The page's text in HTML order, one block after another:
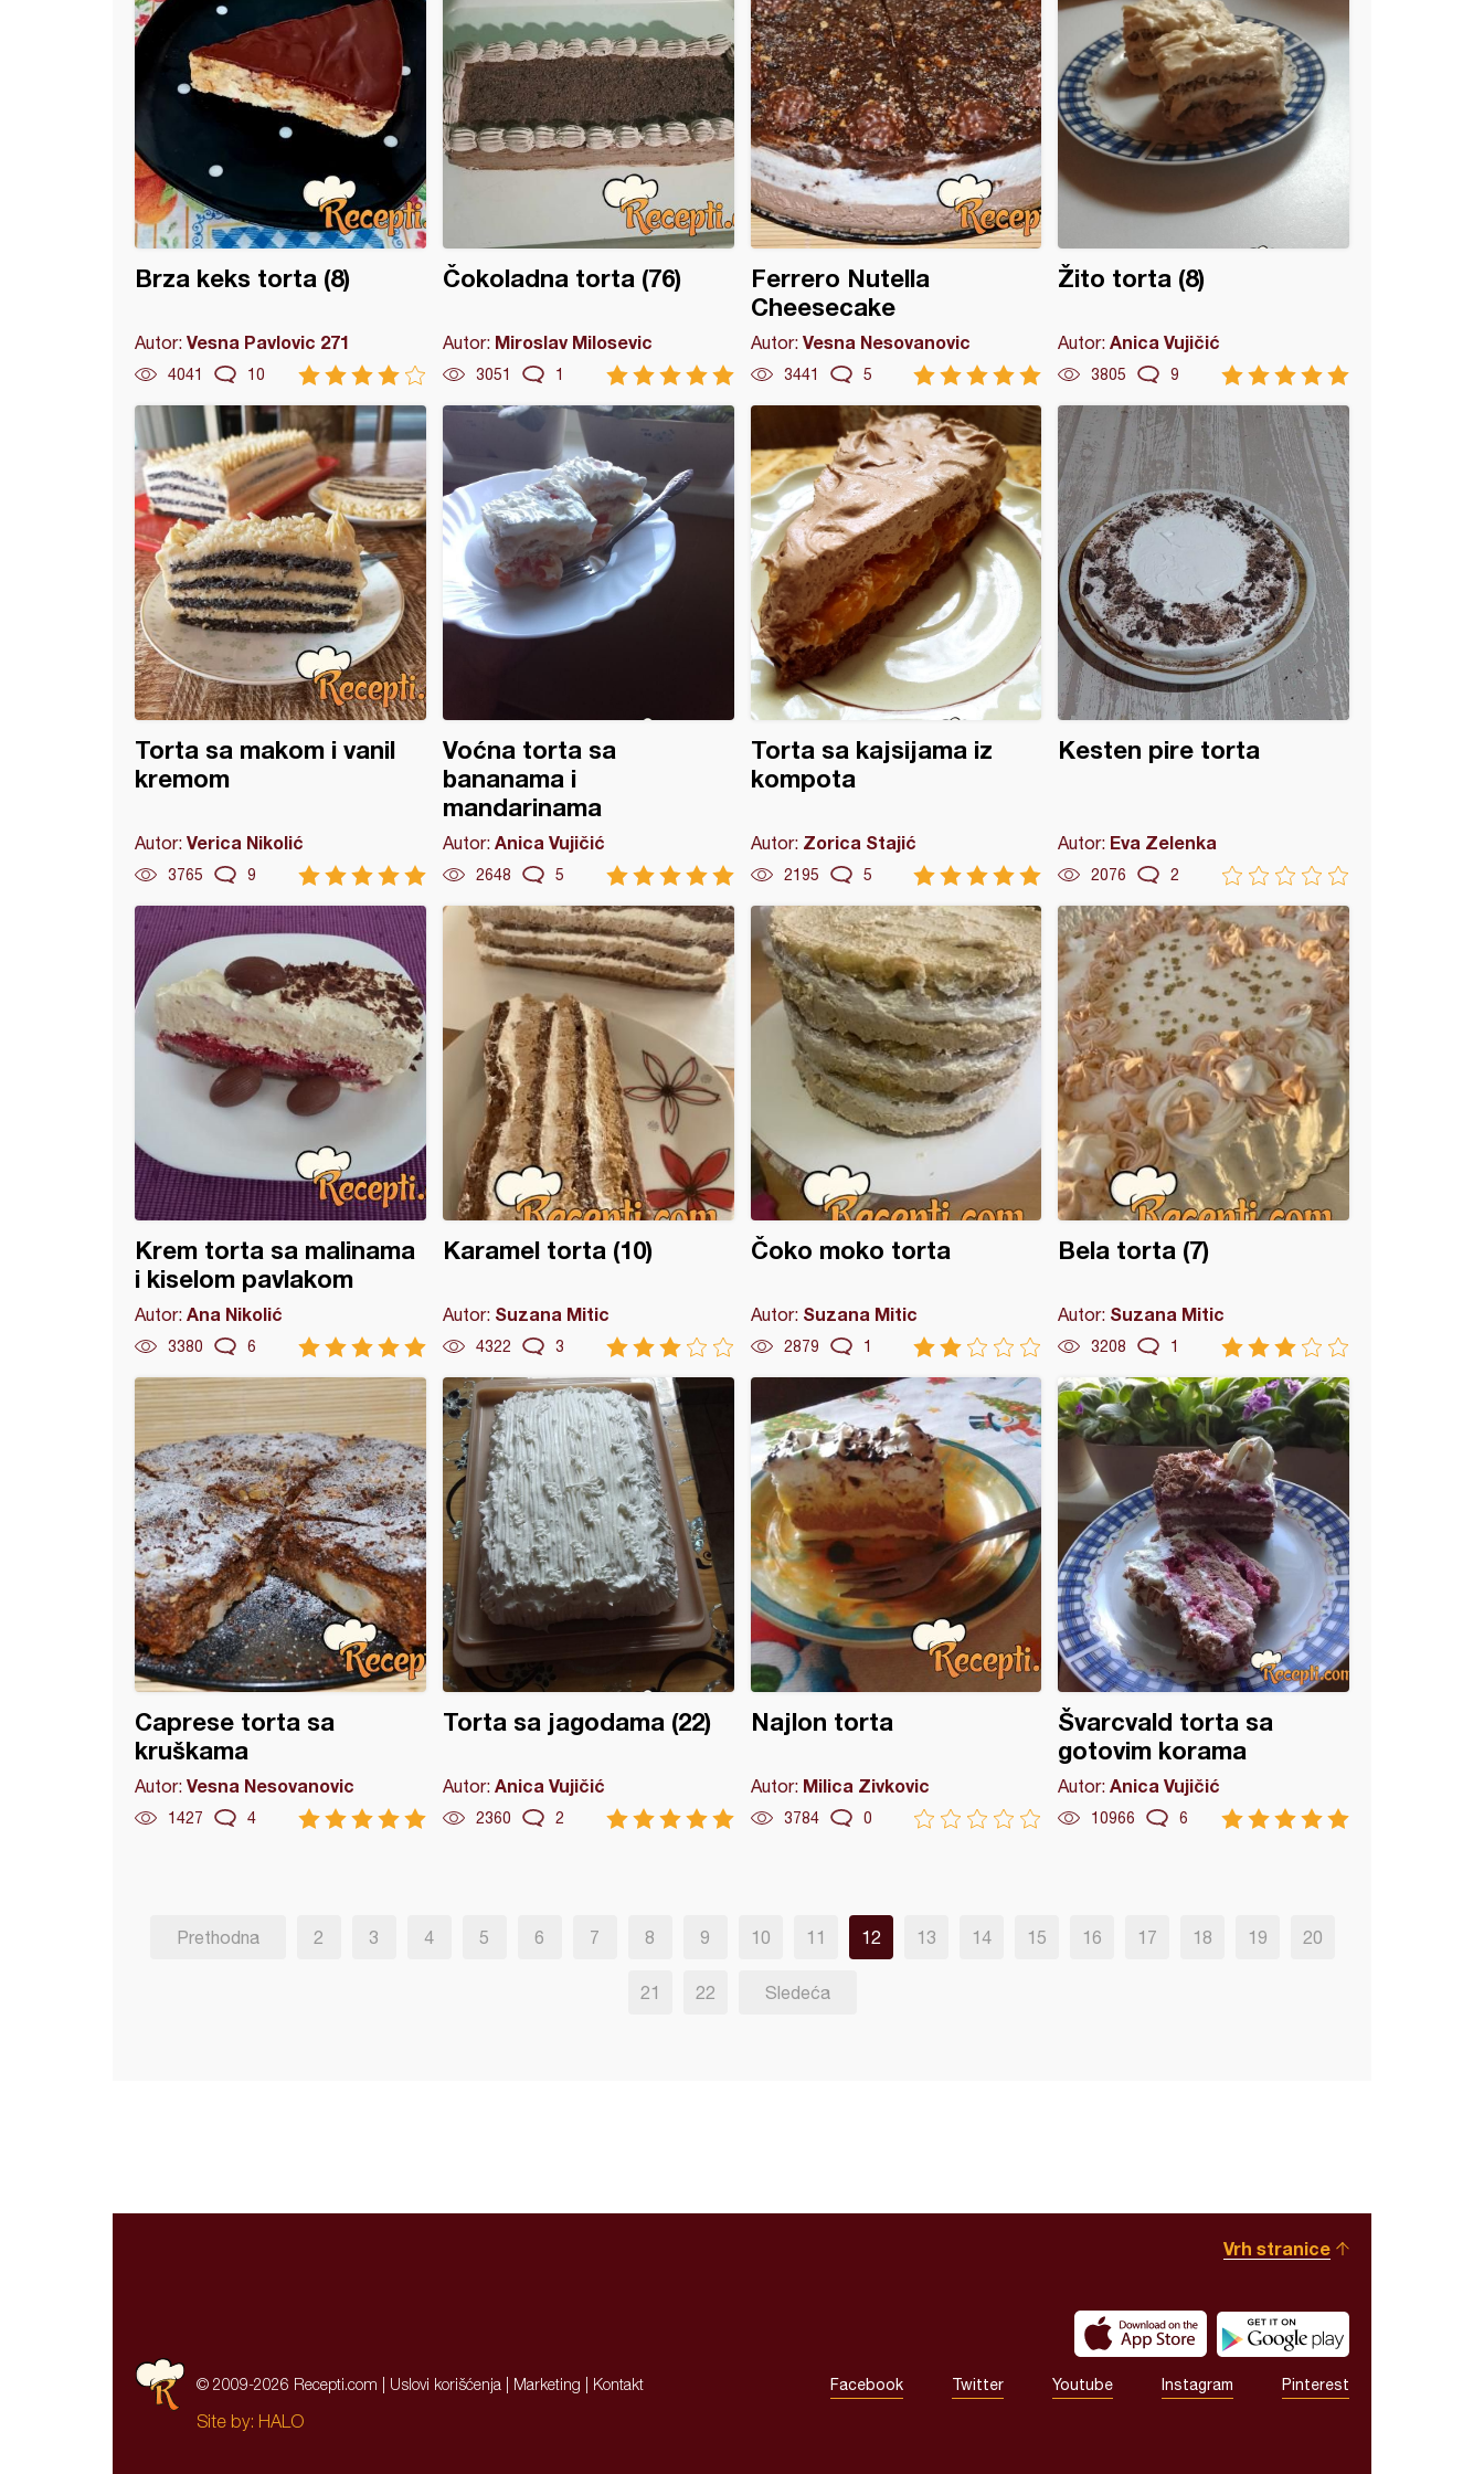
Brza keks torta (8)
Autor: Vesna Pavlovic 271
4041 10
Čokoladna torta (76)
Autor: Miroslav Milosevic
3051 1
Ferrero Nutella
Cheesecake
Autor: Vesna Nesovanovic
3441 5
Žito torta (8)
Autor:Anica Vujičić
3805 9
Torta sa makom i vanil
kremom
Autor: Verica Nikolić
3765 9
Voćna torta sa
bananama i
mandarinama
Autor: Anica Vujičić
2648 5
Torta sa kajsijama iz
kompota
Autor: Zorica Stajić
2195 5
Kesten pire torta
Autor: Eva Zelenka
2076 2
Krem torta sa malinama
i kiselom pavlakom
Autor: Ana Nikolić
3380 6
Karamel torta (10)
Autor: Suzana Mitic
4322 3
Čoko moko torta
Autor: Suzana Mitic
2879 1
Bela torta (7)
Autor: Suzana Mitic
3208 1
Caprese torta sa
kruškama
Autor: Vesna Nesovanovic
1427 4
Torta sa jagodama (22)
Autor: Anica Vujičić
2360 2
Najlon torta
Autor: Milica Zivkovic
3784 0
Švarcvald torta sa
gotovim korama
Autor:Anica Vujičić
10966 6
torta sa gotovim korama
Prethodna 2 3 4 5 6 7 8 9 10 11 12 13 14 15 16 17 18 19 20
21 22 Sledeća
Vrh stranice
© 2009-2026 Recepti.com | Uslovi korišćenja Marketing Kontakt Facebook Twitter Youtube Instagram Pinterest
Site by: HALO